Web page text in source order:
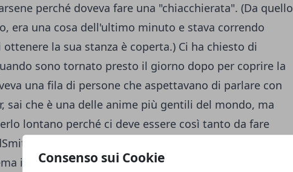
Consenso sui Cookie
perché doveva fare una "chiacchierata". (Da quello
era una cosa dell'ultimo minuto e stava correndo
la sua stanza è coperta.) Ci ha chiesto di
sono tornato presto il giorno dopo per coprire la
una fila di persone che aspettavano di parlare con
sai che è una delle anime più gentili del mondo, ma
lontano perché ci deve essere così tanto da fare
La sala SoundSmith all'interno dello stand
in qualche modo simile a quelli che ho ascoltato lo